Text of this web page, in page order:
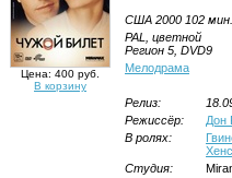
Цена: 400 руб.
В корзину
США 2000 102 мин.
PAL, цветной
Регион 5, DVD9
Мелодрама
Релиз:
Режиссёр:
Дон
В ролях:
Студия: